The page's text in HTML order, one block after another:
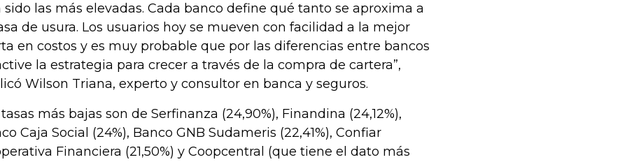
sido las más elevadas. Cada banco define qué tanto se aproxima a
de usura. Los usuarios hoy se mueven con facilidad a la mejor
en costos y es muy probable que por las diferencias entre bancos
la estrategia para crecer a través de la compra de cartera”,
Wilson Triana, experto y consultor en banca y seguros.
tasas más bajas son de Serfinanza (24,90%), Finandina (24,12%),
Caja Social (24%), Banco GNB Sudameris (22,41%), Confiar
Financiera (21,50%) y Coopcentral (que tiene el dato más